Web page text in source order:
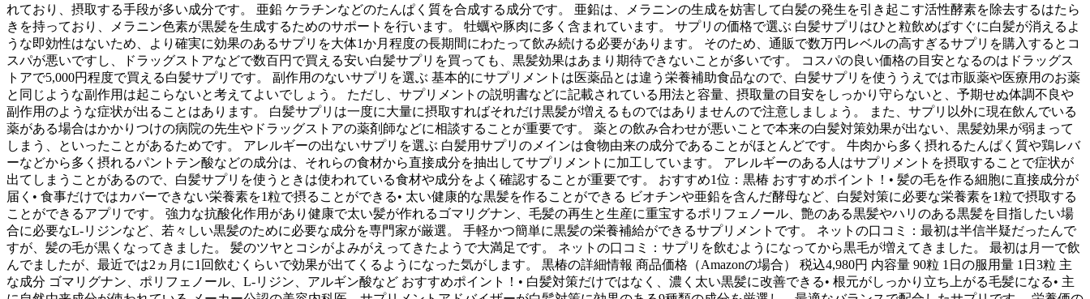
れており、摂取する手段が多い成分です。 亜鉛 ケラチンなどのたんぱく質を合成する成分です。 亜鉛は、メラニンの生成を妨害して白髪の発生を引き起こす活性酵素を除去するはたら
きを持っており、メラニン色素が黒髪を生成するためのサポートを行います。 牡蠣や豚肉に多く含まれています。 サプリの価格で選ぶ 白髪サプリはひと粒飲めばすぐに白髪が消えるよ
うな即効性はないため、より確実に効果のあるサプリを大体1か月程度の長期間にわたって飲み続ける必要があります。 そのため、通販で数万円レベルの高すぎるサプリを購入するとコ
スパが悪いですし、ドラッグストアなどで数百円で買える安い白髪サプリを買っても、黒髪効果はあまり期待できないことが多いです。 コスパの良い価格の目安となるのはドラッグス
トアで5,000円程度で買える白髪サプリです。 副作用のないサプリを選ぶ 基本的にサプリメントは医薬品とは違う栄養補助食品なので、白髪サプリを使ううえでは市販薬や医療用のお薬
と同じような副作用は起こらないと考えてよいでしょう。 ただし、サプリメントの説明書などに記載されている用法と容量、摂取量の目安をしっかり守らないと、予期せぬ体調不良や
副作用のような症状が出ることはあります。 白髪サプリは一度に大量に摂取すればそれだけ黒髪が増えるものではありませんので注意しましょう。 また、サプリ以外に現在飲んでいる
薬がある場合はかかりつけの病院の先生やドラッグストアの薬剤師などに相談することが重要です。 薬との飲み合わせが悪いことで本来の白髪対策効果が出ない、黒髪効果が弱まって
しまう、といったことがあるためです。 アレルギーの出ないサプリを選ぶ 白髪用サプリのメインは食物由来の成分であることがほとんどです。 牛肉から多く摂れるたんぱく質や鶏レバ
ーなどから多く摂れるパントテン酸などの成分は、それらの食材から直接成分を抽出してサプリメントに加工しています。 アレルギーのある人はサプリメントを摂取することで症状が
出てしまうことがあるので、白髪サプリを使うときは使われている食材や成分をよく確認することが重要です。 おすすめ1位：黒椿 おすすめポイント！• 髪の毛を作る細胞に直接成分が
届く• 食事だけではカバーできない栄養素を1粒で摂ることができる• 太い健康的な黒髪を作ることができる ビオチンや亜鉛を含んだ酵母など、白髪対策に必要な栄養素を1粒で摂取する
ことができるアプリです。 強力な抗酸化作用があり健康で太い髪が作れるゴマリグナン、毛髪の再生と生産に重宝するポリフェノール、艶のある黒髪やハリのある黒髪を目指したい場
合に必要なL-リジンなど、若々しい黒髪のために必要な成分を専門家が厳選。 手軽かつ簡単に黒髪の栄養補給ができるサプリメントです。 ネットの口コミ：最初は半信半疑だったんで
すが、髪の毛が黒くなってきました。 髪のツヤとコシがよみがえってきたようで大満足です。 ネットの口コミ：サプリを飲むようになってから黒毛が増えてきました。 最初は月一で飲
んでましたが、最近では2ヵ月に1回飲むくらいで効果が出てくるようになった気がします。 黒椿の詳細情報 商品価格（Amazonの場合） 税込4,980円 内容量 90粒 1日の服用量 1日3粒 主
な成分 ゴマリグナン、ポリフェノール、L-リジン、アルギン酸など おすすめポイント！• 白髪対策だけではなく、濃く太い黒髪に改善できる• 根元がしっかり立ち上がる毛髪になる• 主